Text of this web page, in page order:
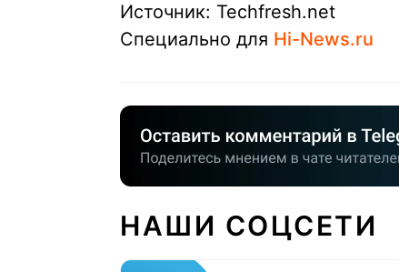
Источник: Techfresh.net
Специально для Hi-News.ru
НАШИ СОЦСЕТИ